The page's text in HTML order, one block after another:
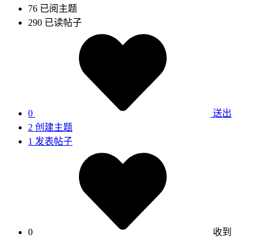
76 已阅主题
290 已读帖子
0
送出
2 创建主题
1 发表帖子
0 收到